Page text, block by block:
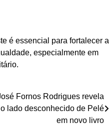
é essencial para fortalecer a
especialmente em
Fornos Rodrigues revela
o lado desconhecido de Pelé
em novo livro